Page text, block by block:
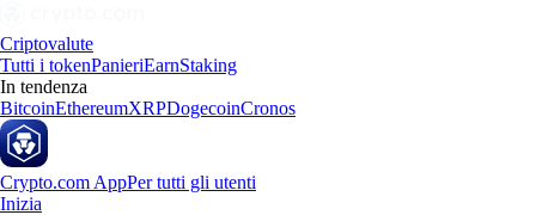
Criptovalute
Tutti i tokenPanieriEarnStaking
In tendenza
BitcoinEthereumXRPDogecoinCronos
Crypto.com AppPer tutti gli utenti
Inizia